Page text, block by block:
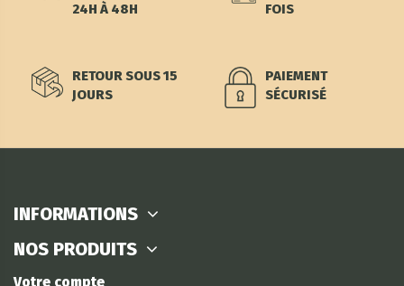
24H À 48H
FOIS
RETOUR SOUS 15
JOURS
PAIEMENT
SÉCURISÉ
INFORMATIONS
NOS PRODUITS
Votre compte